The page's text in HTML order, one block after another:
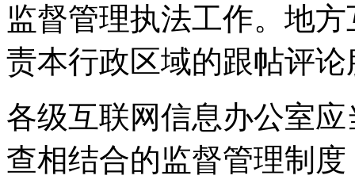
监督管理执法工作。地
责本行政区域的跟帖评
各级互联网信息办公室
查相结合的监督管理制